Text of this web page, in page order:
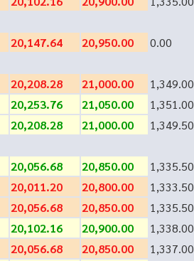
20,147.64 20,950.00 0.00
20,208.28 21,000.00 1,349.00
20,253.76 21,050.00 1,351.00
20,208.28 21,000.00 1,349.50
20,056.68 20,850.00 1,335.50
20,011.20 20,800.00 1,333.50
20,056.68 20,850.00 1,335.50
20,102.16 20,900.00 1,338.00
20,056.68 20,850.00 1,337.00